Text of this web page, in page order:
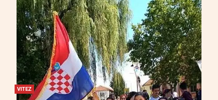
VITEZ